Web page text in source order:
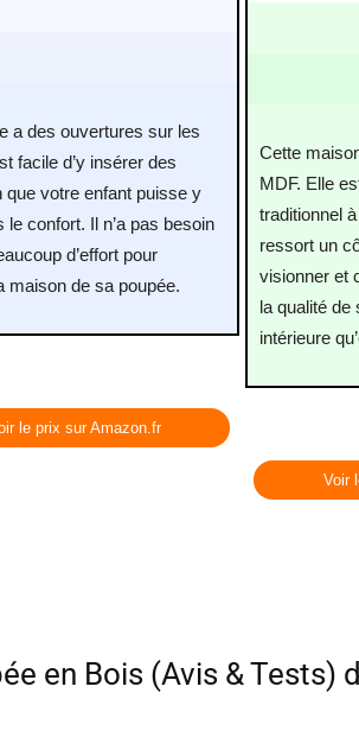
a des ouvertures sur les
facile d’y insérer des
que votre enfant puisse y
le confort. Il n’a pas besoin
d’effort pour
maison de sa poupée.
le prix sur Amazon.fr
Cette
MDF. Elle
traditionnel
ressort un
visionner et
la qualité de
intérieure
Voir
en Bois (Avis & Tests)